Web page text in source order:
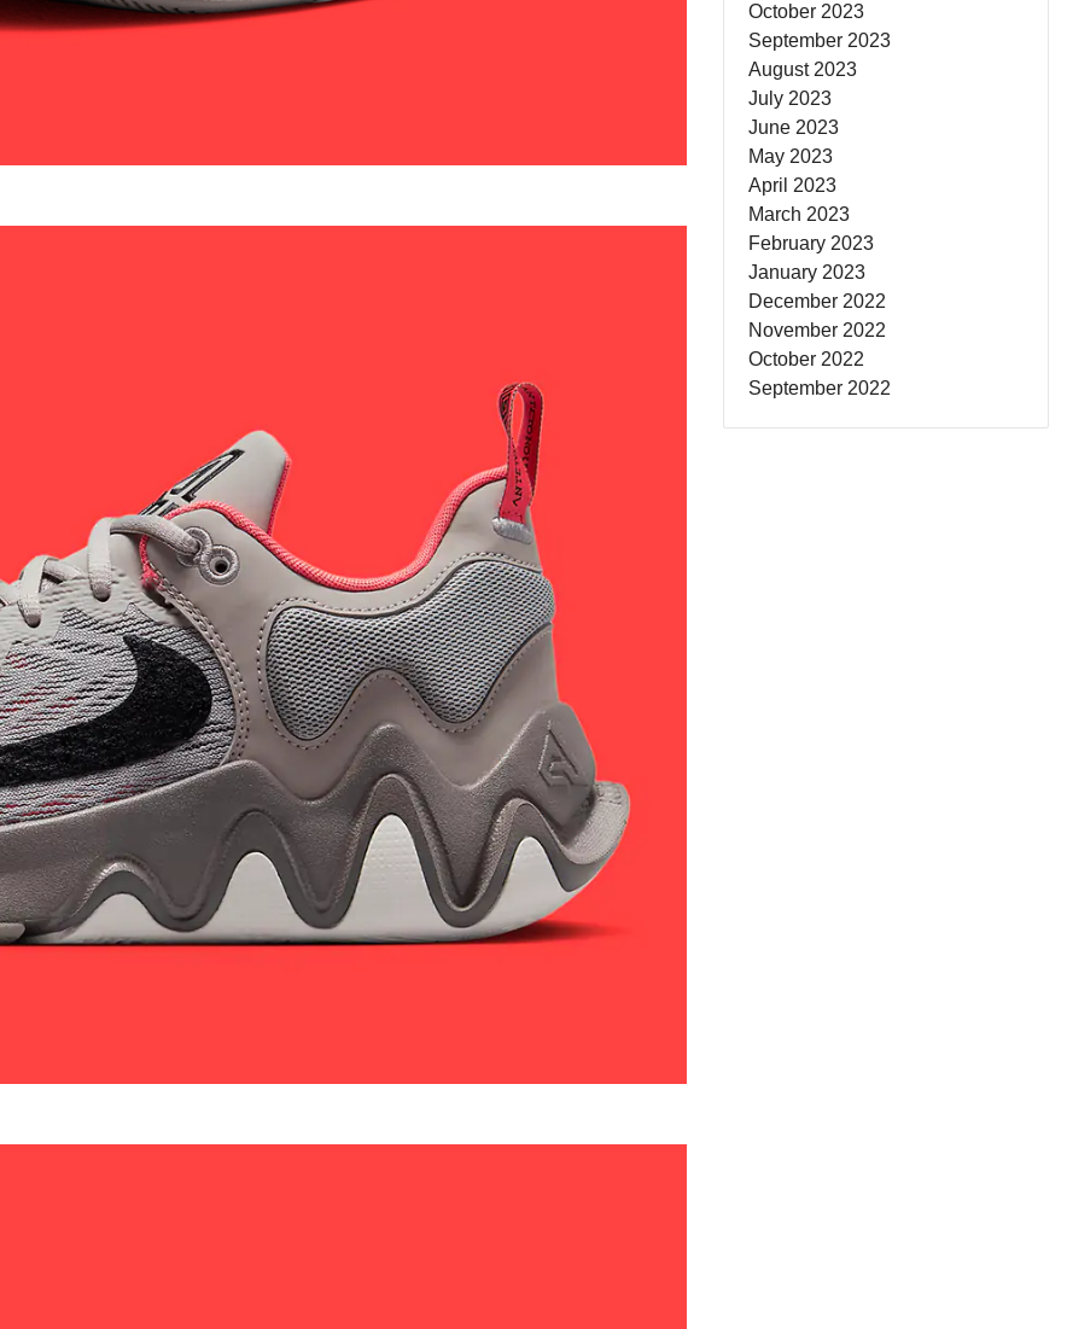
October 2023
September 2023
August 2023
July 2023
June 2023
May 2023
April 2023
March 2023
February 2023
January 2023
December 2022
November 2022
October 2022
September 2022